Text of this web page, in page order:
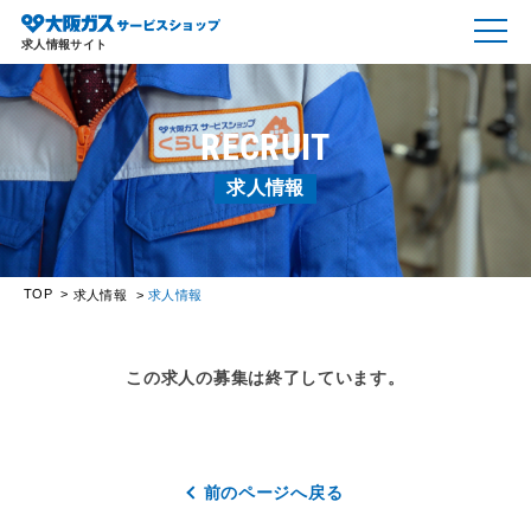
求人情報サイト
RECRUIT
求人情報
TOP 求人情報 求人情報
この求人の募集は終了しています。
前のページへ戻る